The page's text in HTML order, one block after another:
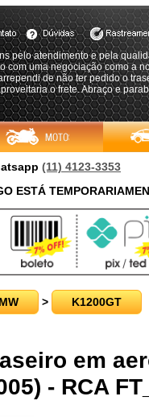
pelo atendimento e pela
com uma negociação como a
de não ter pedido o
o frete. Abraço e
(11) 4123-3353
ESTÁ
> K1200GT
em
- RCA